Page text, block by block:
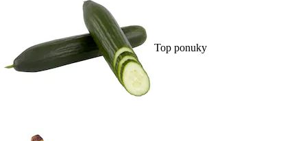
Top ponuky